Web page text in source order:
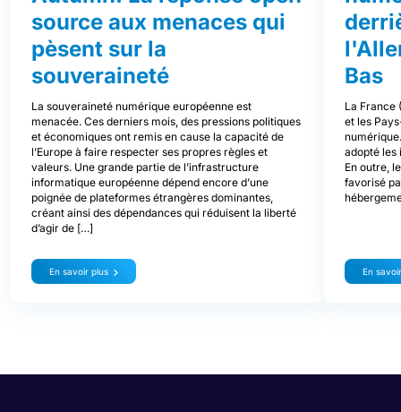
source aux menaces qui
pèsent sur la
souveraineté
La souveraineté numérique européenne est
menacée. Ces derniers mois, des pressions politiques
et économiques ont remis en cause la capacité de
l’Europe à faire respecter ses propres règles et
valeurs. Une grande partie de l’infrastructure
informatique européenne dépend encore d’une
poignée de plateformes étrangères dominantes,
créant ainsi des dépendances qui réduisent la liberté
d’agir de […]
En savoir plus
Bas
La France
et les
adopté les
En outre,
favorisé
En